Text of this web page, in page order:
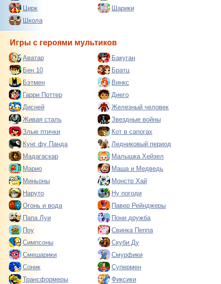
Цирк
Шарики
Школа
Игры с героями мультиков
Аватар
Бакуган
Бен 10
Братц
Бэтмен
Винкс
Гарри Поттер
Диего
Дисней
Железный человек
Живая сталь
Звездные войны
Злые птички
Кот в сапогах
Кунг фу Панда
Ледниковый период
Мадагаскар
Малышка Хейзел
Марио
Маша и Медведь
Миньоны
Монстр Хай
Наруто
Ну погоди
Огонь и вода
Павер Рейнджеры
Папа Луи
Пони дружба
Поу
Свинка Пеппа
Симпсоны
Скуби Ду
Смешарики
Смурфики
Соник
Супермен
Трансформеры
Фиксики